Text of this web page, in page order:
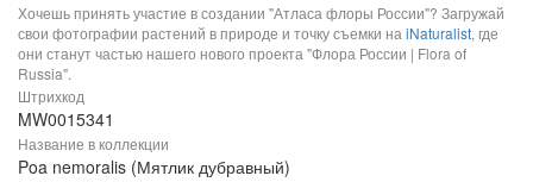
Хочешь принять участие в создании "Атласа флоры России"? Загружай
свои фотографии растений в природе и точку съемки на iNaturalist, где
они станут частью нашего нового проекта "Флора России | Flora of
Russia".
Штрихкод
MW0015341
Название в коллекции
Poa nemoralis (Мятлик дубравный)